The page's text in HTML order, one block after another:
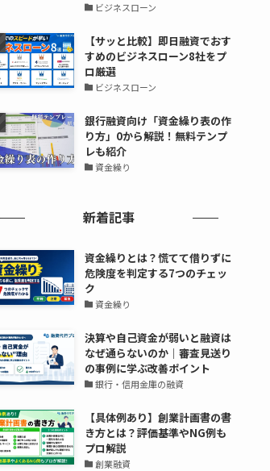
ビジネスローン
【サッと比較】即日融資でおす
すめのビジネスローン8社をプ
ロ厳選
ビジネスローン
銀行融資向け「資金繰り表の作
り方」0から解説！無料テンプ
レも紹介
資金繰り
新着記事
資金繰りとは？慌てて借りずに
危険度を判定する7つのチェッ
ク
資金繰り
決算や自己資金が弱いと融資は
なぜ通らないのか｜審査見送り
の事例に学ぶ改善ポイント
銀行・信用金庫の融資
【具体例あり】創業計画書の書
き方とは？評価基準やNG例も
プロ解説
創業融資